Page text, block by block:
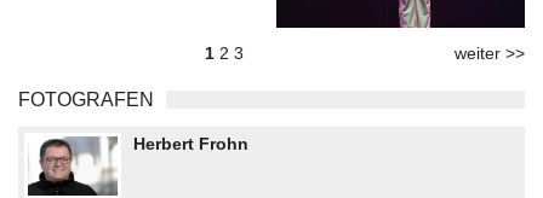
1 2 3 weiter >>
FOTOGRAFEN
Herbert Frohn